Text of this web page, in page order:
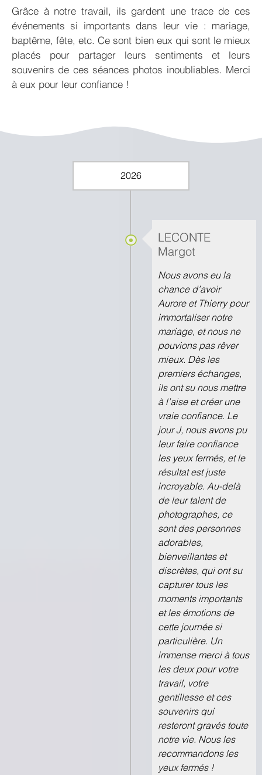
Grâce à notre travail, ils gardent une trace de ces
événements si importants dans leur vie : mariage,
baptême, fête, etc. Ce sont bien eux qui sont le mieux
placés pour partager leurs sentiments et leurs
souvenirs de ces séances photos inoubliables. Merci
à eux pour leur confiance !
2026
LECONTE
Margot
Nous avons eu la
chance d’avoir
Aurore et Thierry pour
immortaliser notre
mariage, et nous ne
pouvions pas rêver
mieux. Dès les
premiers échanges,
ils ont su nous mettre
à l’aise et créer une
vraie confiance. Le
jour J, nous avons pu
leur faire confiance
les yeux fermés, et le
résultat est juste
incroyable. Au-delà
de leur talent de
photographes, ce
sont des personnes
adorables,
bienveillantes et
discrètes, qui ont su
capturer tous les
moments importants
et les émotions de
cette journée si
particulière. Un
immense merci à tous
les deux pour votre
travail, votre
gentillesse et ces
souvenirs qui
resteront gravés toute
notre vie. Nous les
recommandons les
yeux fermés !